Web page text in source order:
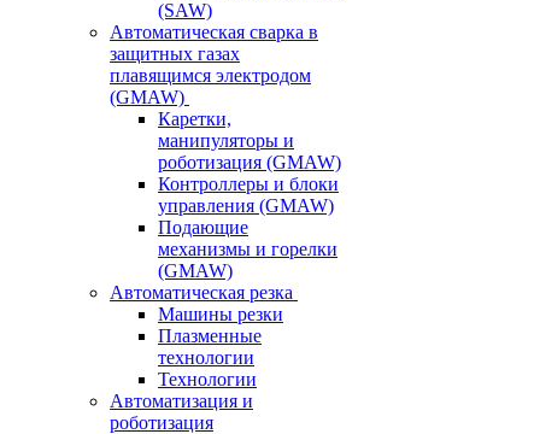
(SAW)
Автоматическая сварка в
защитных газах
плавящимся электродом
(GMAW)
Каретки,
манипуляторы и
роботизация (GMAW)
Контроллеры и блоки
управления (GMAW)
Подающие
механизмы и горелки
(GMAW)
Автоматическая резка
Машины резки
Плазменные
технологии
Технологии
Автоматизация и
роботизация